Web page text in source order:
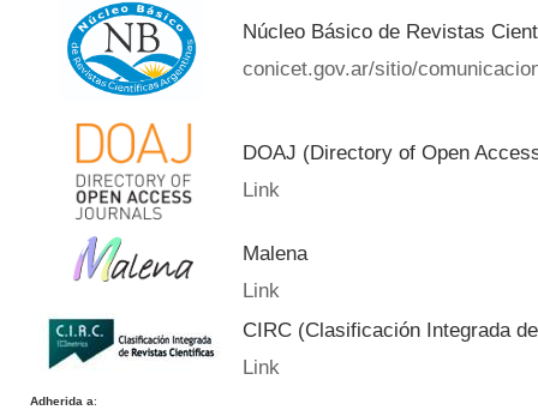
Núcleo Básico de Revistas
conicet.gov.ar/sitio/
DOAJ (Directory of Open
Link
Malena
Link
CIRC (Clasificación Integrada
Link
Adherida a: